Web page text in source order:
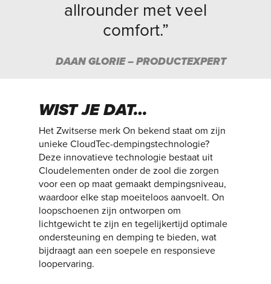
allrounder met veel
comfort.”
DAAN GLORIE – PRODUCTEXPERT
WIST JE DAT…
Het Zwitserse merk On bekend staat om zijn
unieke CloudTec-dempingstechnologie?
Deze innovatieve technologie bestaat uit
Cloudelementen onder de zool die zorgen
voor een op maat gemaakt dempingsniveau,
waardoor elke stap moeiteloos aanvoelt. On
loopschoenen zijn ontworpen om
lichtgewicht te zijn en tegelijkertijd optimale
ondersteuning en demping te bieden, wat
bijdraagt aan een soepele en responsieve
loopervaring.